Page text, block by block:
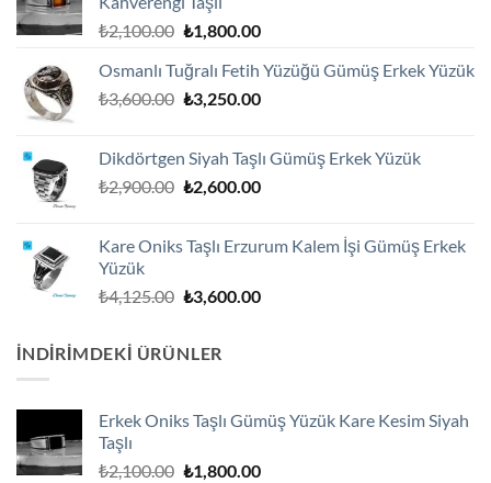
₺2,100.00 Orijinal
₺2,100.00.
₺1,800.00Şu
fiyat:
₺1,800.00.
Osmanlı Tuğralı Fetih Yüzüğü Gümüş Erkek Yüzük
₺3,600.00 Orijinal
₺3,250.00Şu
₺3,250.00.
Dikdörtgen Siyah Taşlı Gümüş Erkek Yüzük
₺2,900.00 Orijinal
₺2,600.00Şu
₺2,600.00.
Kare Oniks Taşlı Erzurum Kalem İşi Gümüş Erkek
Yüzük
₺4,125.00 Orijinal
₺3,600.00Şu
İNDIRIMDEKI ÜRÜNLER
Erkek Oniks Taşlı Gümüş Yüzük Kare Kesim Siyah
Taşlı
₺2,100.00 Orijinal
₺1,800.00Şu